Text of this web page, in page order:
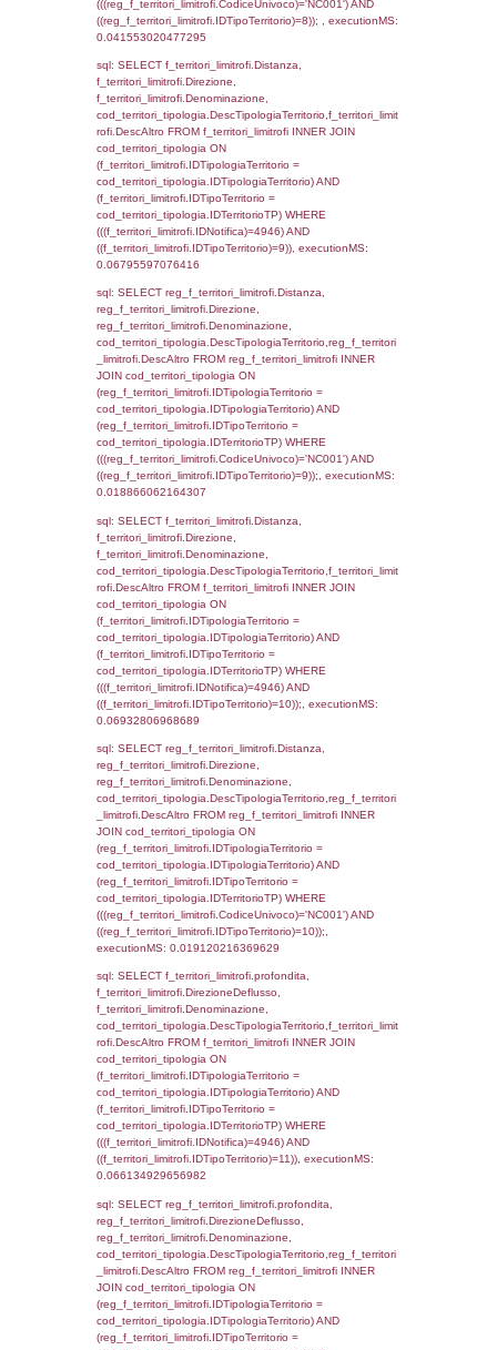
(f_territori_limitrofi.IDTipologiaTerritorio =
cod_territori_tipologia.IDTipologiaTerritorio)
(f_territori_limitrofi.IDTipoTerritorio =
cod_territori_tipologia.IDTerritorioTP)
(((f_territori_limitrofi.IDNotifica)=4946) AND
((f_territori_limitrofi.IDTipoTerritorio)=2)),
0.068372964859009
sql: SELECT f_territori_limitrofi.Distanza,
f_territori_limitrofi.Direzione,
f_territori_limitrofi.Denominazione,
f_territori_limitrofi.DescAltro FROM
JOIN cod_territori_tipologia ON
(f_territori_limitrofi.IDTipologiaTerritorio =
cod_territori_tipologia.IDTipologiaTerritorio)
(f_territori_limitrofi.IDTipoTerritorio =
cod_territori_tipologia.IDTerritorioTP)
(((f_territori_limitrofi.IDNotifica)=4946) AND
((f_territori_limitrofi.IDTipoTerritorio)=3)),
0.06981897354126
sql: SELECT f_territori_limitrofi.Distanza,
f_territori_limitrofi.Direzione,
f_territori_limitrofi.Denominazione,
rofi.DescAltro FROM f_territori_limitrofi
cod_territori_tipologia ON
(f_territori_limitrofi.IDTipologiaTerritorio =
(f_territori_limitrofi.IDTipoTerritorio =
cod_territori_tipologia.IDTerritorioTP)
(((f_territori_limitrofi.IDNotifica)=4946) AND
((f_territori_limitrofi.IDTipoTerritorio)=4)),
0.071762084960938
sql: SELECT f_territori_limitrofi.Distanza,
f_territori_limitrofi.Direzione,
f_territori_limitrofi.DescAltro FROM
JOIN cod_territori_tipologia ON
(f_territori_limitrofi.IDTipologiaTerritorio =
cod_territori_tipologia.IDTipologiaTerritorio)
(f_territori_limitrofi.IDTipoTerritorio =
cod_territori_tipologia.IDTerritorioTP)
(((f_territori_limitrofi.IDNotifica)=4946) AND
0.070624113082886
sql: SELECT f_territori_limitrofi.Distanza,
f_territori_limitrofi.Direzione,
f_territori_limitrofi.Denominazione,